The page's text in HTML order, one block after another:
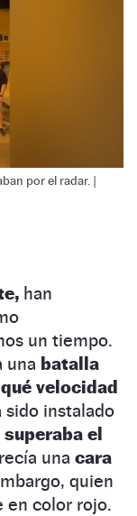
por el radar. |
han
un tiempo.
una batalla
velocidad
sido instalado
superaba el
una cara
quien
en color rojo.